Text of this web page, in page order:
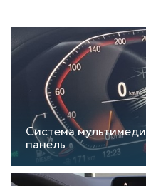
Система
панель